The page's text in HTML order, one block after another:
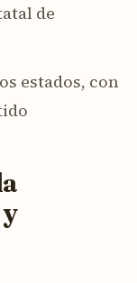
de
estados, con